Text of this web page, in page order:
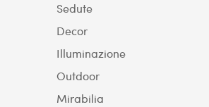
Sedute
Decor
Illuminazione
Outdoor
Mirabilia